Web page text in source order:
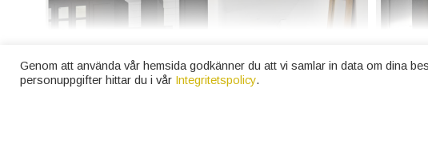
Genom att använda vår hemsida godkänner du att vi samlar in data om dina
personuppgifter hittar du i vår Integritetspolicy.